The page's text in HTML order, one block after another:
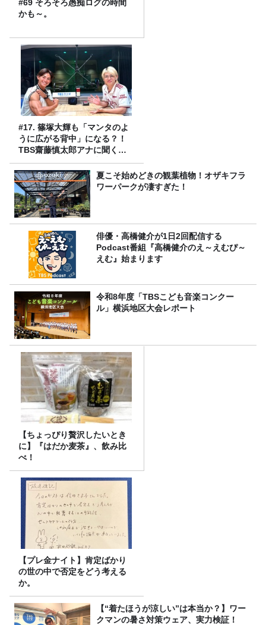
#69 そろそろ愚痴ログの時間
かも～。
#17. 篠塚大輝も「マンタのよ
うに広がる背中」になる？！
TBS齋藤慎太郎アナに聞くメ
ンズフィジークの魅力！！
夏こそ始めどきの観葉植物！オザキフラ
ワーパークが凄すぎた！
俳優・高橋健介が1日2回配信する
Podcast番組『高橋健介のえ～えむぴ～
えむ』始まります
令和8年度「TBSこども音楽コンクー
ル」横浜地区大会レポート
【ちょっぴり贅沢したいとき
に】『はだか麦茶』、飲み比
べ！
【プレ金ナイト】肯定ばかり
の世の中で否定をどう考える
か。
【“着たほうが涼しい”は本当か？】ワー
クマンの暑さ対策ウェア、実力検証！